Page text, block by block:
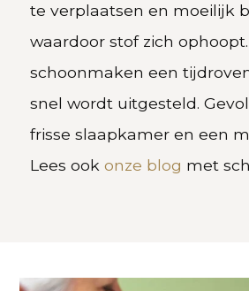
te verplaatsen en moeilijk
waardoor stof zich
schoonmaken een
snel wordt uitgesteld.
frisse slaapkamer en een
Lees ook onze blog met